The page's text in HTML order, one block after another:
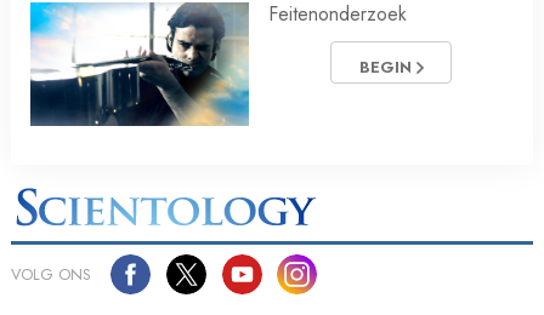
Feitenonderzoek
BEGIN
VOLG ONS